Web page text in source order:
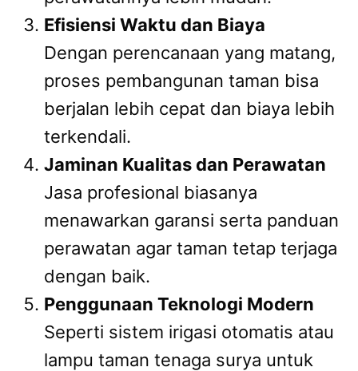
Efisiensi Waktu dan Biaya
Dengan perencanaan yang matang,
proses pembangunan taman bisa
berjalan lebih cepat dan biaya lebih
terkendali.
Jaminan Kualitas dan Perawatan
Jasa profesional biasanya
menawarkan garansi serta panduan
perawatan agar taman tetap terjaga
dengan baik.
Penggunaan Teknologi Modern
Seperti sistem irigasi otomatis atau
lampu taman tenaga surya untuk